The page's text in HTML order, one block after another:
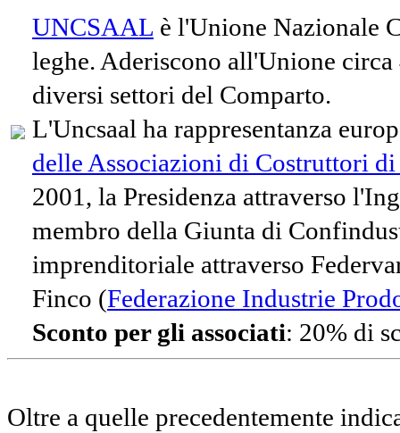
UNCSAAL è l'Unione Nazionale
leghe. Aderiscono all'Unione
diversi settori del Comparto.
L'Uncsaal ha rappresentanza
delle Associazioni di Costruttori
2001, la Presidenza attraverso
membro della Giunta di
imprenditoriale attraverso
Finco (Federazione Industrie
Sconto per gli associati: 20% di
Oltre a quelle precedentemente